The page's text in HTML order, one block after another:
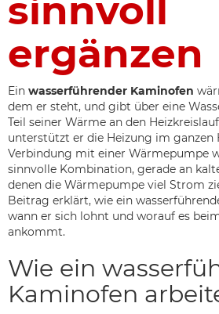
sinnvoll
ergänzen
Ein wasserführender Kaminofen
dem er steht, und gibt über eine
Teil seiner Wärme an den
unterstützt er die Heizung im ganzen
Verbindung mit einer Wärmepumpe
sinnvolle Kombination, gerade an
denen die Wärmepumpe viel Strom
Beitrag erklärt, wie ein
wann er sich lohnt und worauf es
ankommt.
Wie ein
Kaminofen